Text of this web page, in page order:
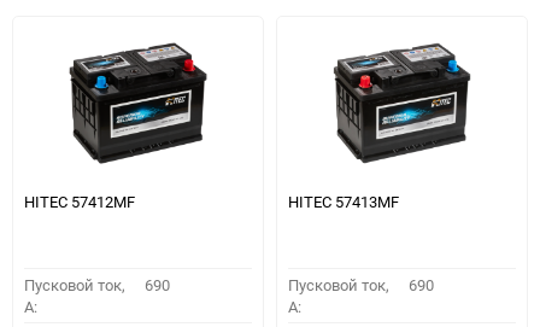
HITEC 57412MF
Пусковой ток,
A:
690
HITEC 57413MF
Пусковой ток,
A:
690